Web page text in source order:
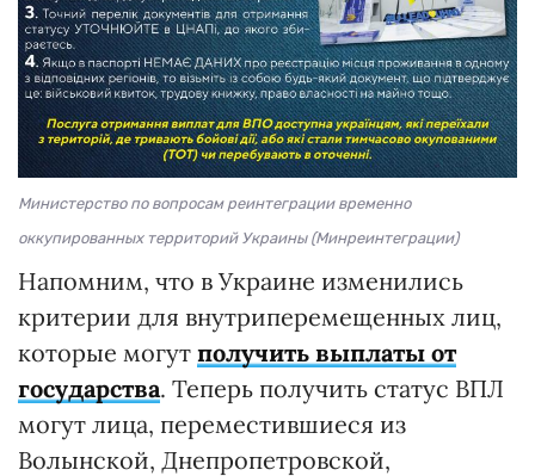
Министерство по вопросам реинтеграции временно
оккупированных территорий Украины (Минреинтеграции)
Напомним, что в Украине изменились
критерии для внутриперемещенных лиц,
которые могут получить выплаты от
государства. Теперь получить статус ВПЛ
могут лица, переместившиеся из
Волынской, Днепропетровской,